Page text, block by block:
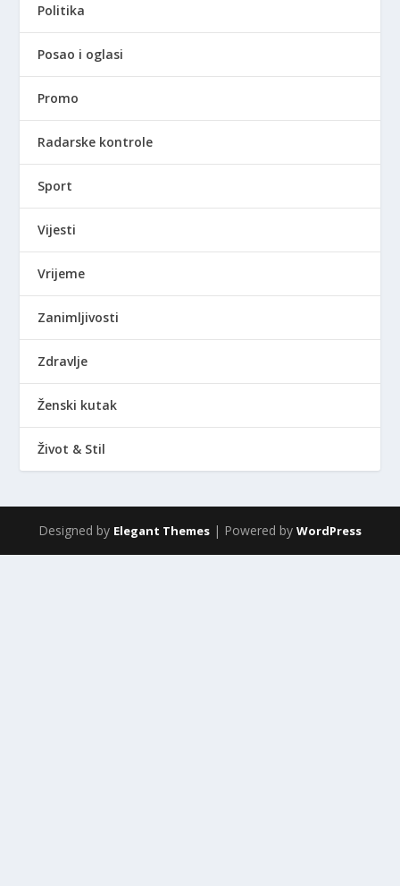
Politika
Posao i oglasi
Promo
Radarske kontrole
Sport
Vijesti
Vrijeme
Zanimljivosti
Zdravlje
Ženski kutak
Život & Stil
Designed by Elegant Themes | Powered by WordPress